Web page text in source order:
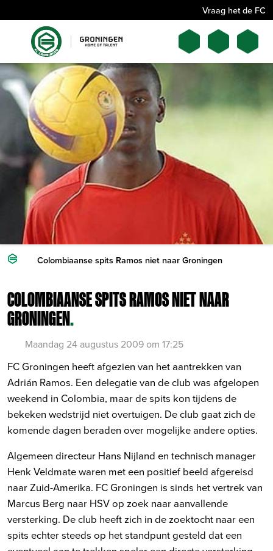
Vraag het de FC
Colombiaanse spits Ramos niet naar Groningen
COLOMBIAANSE SPITS RAMOS NIET NAAR
GRONINGEN.
Maandag 24 augustus 2009 om 17:25
FC Groningen heeft afgezien van het aantrekken van
Adrián Ramos. Een delegatie van de club was afgelopen
weekend in Colombia, maar de spits kon tijdens de
bekeken wedstrijd niet overtuigen. De club gaat zich de
komende dagen beraden over mogelijke andere opties.
Algemeen directeur Hans Nijland en technisch manager
Henk Veldmate waren met een positief beeld afgereisd
naar Zuid-Amerika. FC Groningen is sinds het vertrek van
Marcus Berg naar HSV op zoek naar aanvallende
versterking. De club heeft zich in de zoektocht naar een
spits echter steeds op het standpunt gesteld dat een